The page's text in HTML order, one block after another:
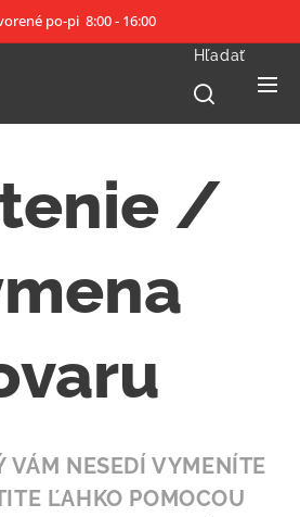
po-pi 8:00 - 16:00
Hľadať
/
VÁM NESEDÍ VYMENÍTE
ĽAHKO POMOCOU